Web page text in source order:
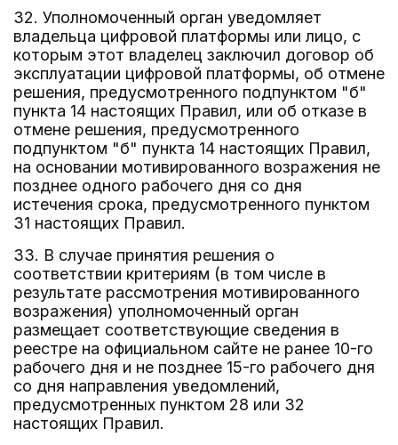
32. Уполномоченный орган уведомляет
владельца цифровой платформы или лицо, с
которым этот владелец заключил договор об
эксплуатации цифровой платформы, об отмене
решения, предусмотренного подпунктом "б"
пункта 14 настоящих Правил, или об отказе в
отмене решения, предусмотренного
подпунктом "б" пункта 14 настоящих Правил,
на основании мотивированного возражения не
позднее одного рабочего дня со дня
истечения срока, предусмотренного пунктом
31 настоящих Правил.
33. В случае принятия решения о
соответствии критериям (в том числе в
результате рассмотрения мотивированного
возражения) уполномоченный орган
размещает соответствующие сведения в
реестре на официальном сайте не ранее 10-го
рабочего дня и не позднее 15-го рабочего дня
со дня направления уведомлений,
предусмотренных пунктом 28 или 32
настоящих Правил.